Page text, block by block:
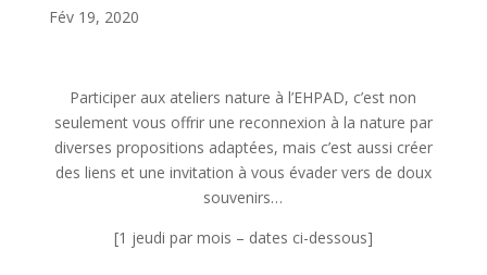
Fév 19, 2020
Participer aux ateliers nature à l’EHPAD, c’est non
seulement vous offrir une reconnexion à la nature par
diverses propositions adaptées, mais c’est aussi créer
des liens et une invitation à vous évader vers de doux
souvenirs…
[1 jeudi par mois – dates ci-dessous]